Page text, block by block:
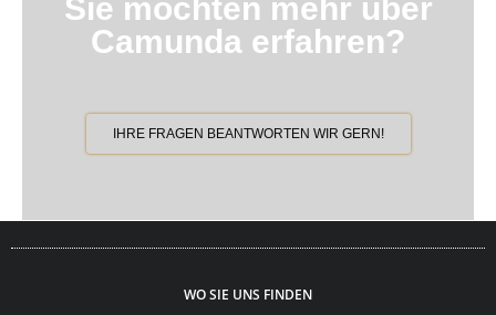
Sie möchten mehr über
Camunda erfahren?
IHRE FRAGEN BEANTWORTEN WIR GERN!
WO SIE UNS FINDEN